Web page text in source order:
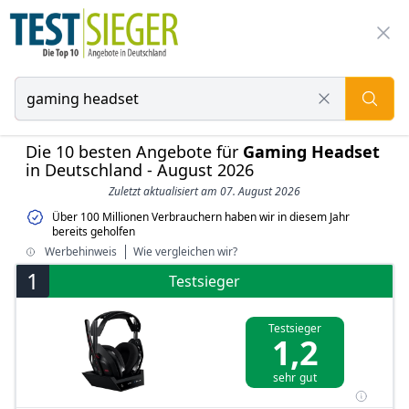
Die 10 besten Angebote für Gaming Headset
in Deutschland - August 2026
Zuletzt aktualisiert am 07. August 2026
Über 100 Millionen Verbrauchern haben wir in diesem Jahr
bereits geholfen
Werbehinweis
Wie vergleichen wir?
1 Testsieger
Testsieger
1,2
sehr gut